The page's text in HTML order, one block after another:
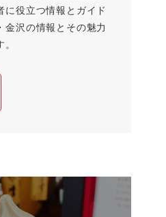
に役立つ情報とガイド
金沢の情報とその魅力